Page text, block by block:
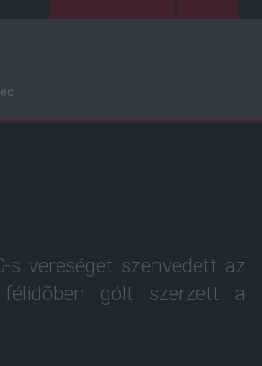
vereséget szenvedett az
gólt szerzett a